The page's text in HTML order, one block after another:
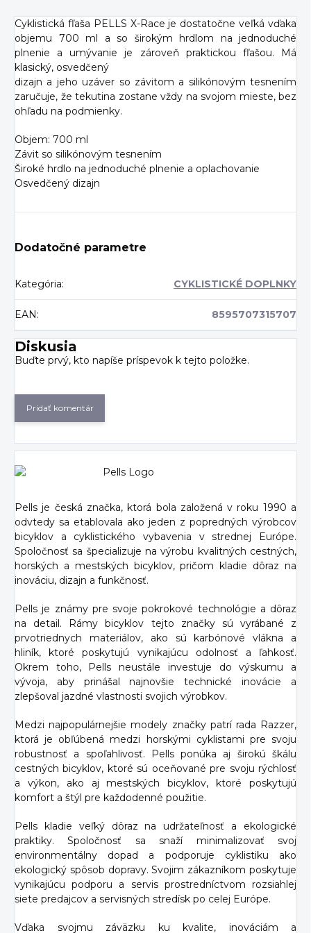
Cyklistická fľaša PELLS X-Race je dostatočne veľká vďaka
objemu 700 ml a so širokým hrdlom na jednoduché
plnenie a umývanie je zároveň praktickou fľašou. Má
klasický, osvedčený
dizajn a jeho uzáver so závitom a silikónovým tesnením
zaručuje, že tekutina zostane vždy na svojom mieste, bez
ohľadu na podmienky.
Objem: 700 ml
Závit so silikónovým tesnením
Široké hrdlo na jednoduché plnenie a oplachovanie
Osvedčený dizajn
Dodatočné parametre
Kategória: CYKLISTICKÉ DOPLNKY
EAN : 8595707315707
Diskusia
Buďte prvý, kto napíše príspevok k tejto položke.
Pridať komentár
Pells je česká značka, ktorá bola založená v roku 1990 a
odvtedy sa etablovala ako jeden z popredných výrobcov
bicyklov a cyklistického vybavenia v strednej Európe.
Spoločnosť sa špecializuje na výrobu kvalitných cestných,
horských a mestských bicyklov, pričom kladie dôraz na
inováciu, dizajn a funkčnosť.
Pells je známy pre svoje pokrokové technológie a dôraz
na detail. Rámy bicyklov tejto značky sú vyrábané z
prvotriednych materiálov, ako sú karbónové vlákna a
hliník, ktoré poskytujú vynikajúcu odolnosť a ľahkosť.
Okrem toho, Pells neustále investuje do výskumu a
vývoja, aby prinášal najnovšie technické inovácie a
zlepšoval jazdné vlastnosti svojich výrobkov.
Medzi najpopulárnejšie modely značky patrí rada Razzer,
ktorá je obľúbená medzi horskými cyklistami pre svoju
robustnosť a spoľahlivosť. Pells ponúka aj širokú škálu
cestných bicyklov, ktoré sú oceňované pre svoju rýchlosť
a výkon, ako aj mestských bicyklov, ktoré poskytujú
komfort a štýl pre každodenné použitie.
Pells kladie veľký dôraz na udržateľnosť a ekologické
praktiky. Spoločnosť sa snaží minimalizovať svoj
environmentálny dopad a podporuje cyklistiku ako
ekologický spôsob dopravy. Svojim zákazníkom poskytuje
vynikajúcu podporu a servis prostredníctvom rozsiahlej
siete predajcov a servisných stredísk po celej Európe.
Vďaka svojmu záväzku ku kvalite, inováciám a